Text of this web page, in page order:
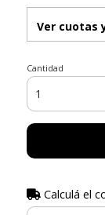
Ver cuotas
Cantidad
Calculá el